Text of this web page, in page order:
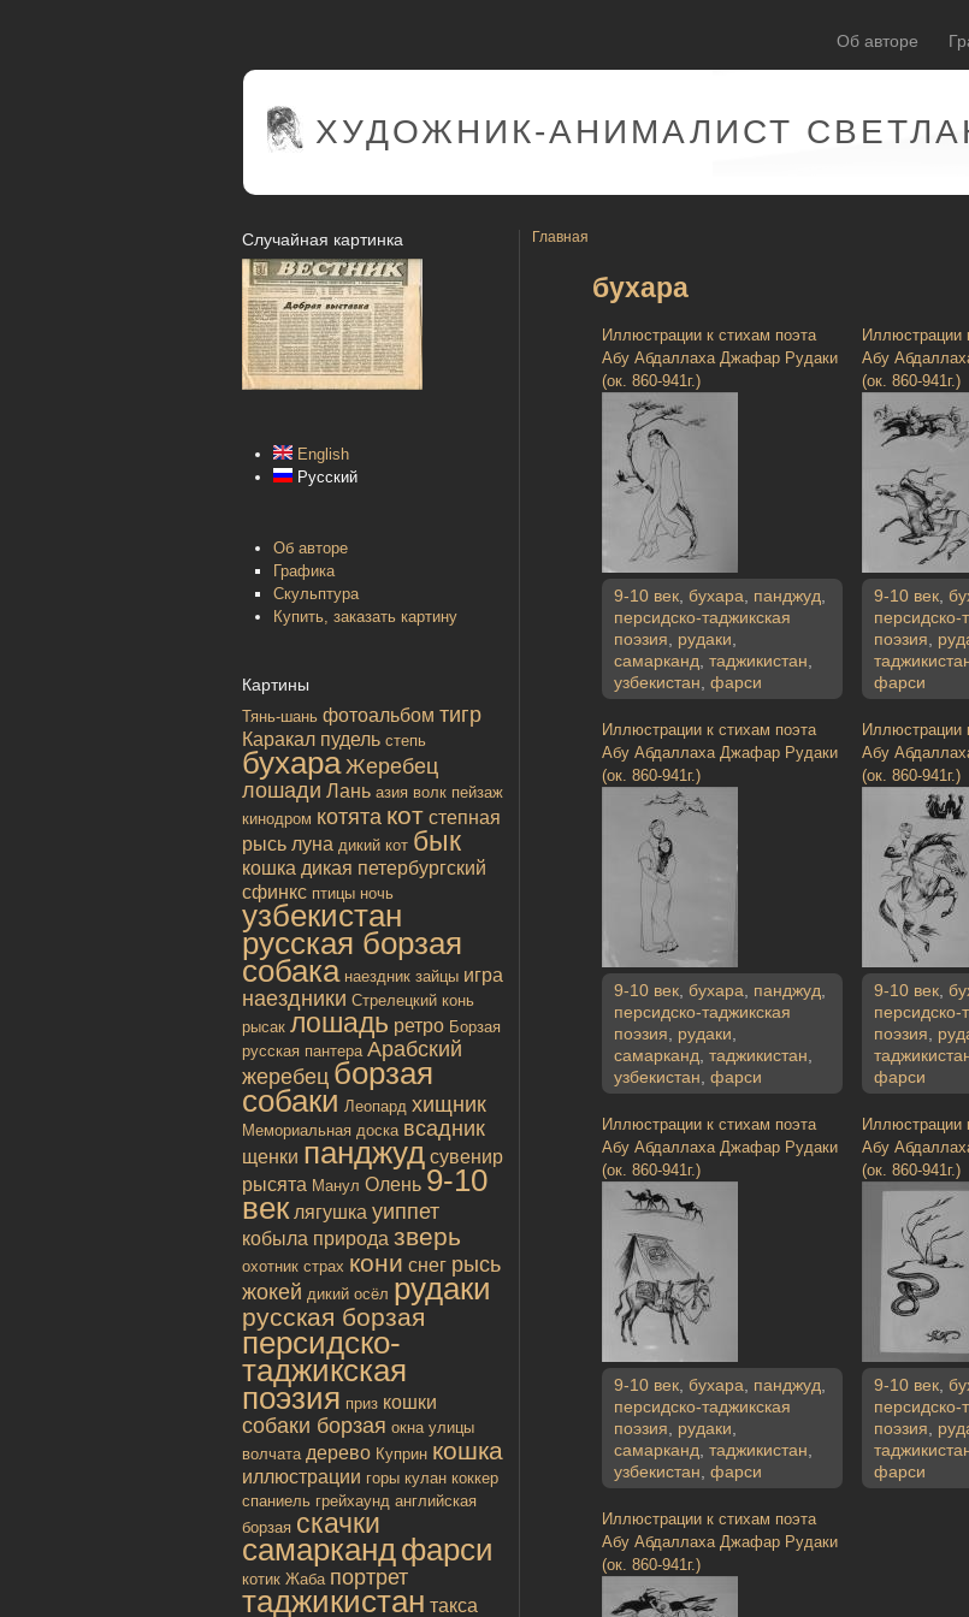
Об авторе
ХУДОЖНИК-АНИМАЛИСТ
Случайная картинка
English
Русский
Об авторе
Графика
Скульптура
Купить, заказать картину
Картины
Тянь-шань фотоальбом тигр
Каракал пудель степь
бухара Жеребец
лошади Лань азия волк пейзаж
кинодром котята кот степная
рысь луна дикий кот бык
кошка дикая петербургский
сфинкс птицы ночь
узбекистан
русская борзая
собака наездник зайцы игра
наездники Стрелецкий конь
рысак лошадь ретро Борзая
русская пантера Арабский
жеребец борзая
собаки Леопард хищник
Мемориальная доска всадник
щенки панджуд сувенир
рысята Манул Олень 9-10
век лягушка уиппет
кобыла природа зверь
охотник страх кони снег рысь
жокей дикий осёл рудаки
русская борзая
персидско-
таджикская
поэзия приз кошки
собаки борзая окна улицы
волчата дерево Куприн кошка
иллюстрации горы кулан коккер
спаниель грейхаунд английская
борзая скачки
самаркандфарси
котик Жаба портрет
таджикистан такса
Главная
бухара
Иллюстрации к стихам поэта
Абу Абдаллаха Джафар Рудаки
(ок. 860-941г.)
9-10 век бухара панджуд
персидско-таджикская
поэзия
рудаки
самарканд таджикистан
узбекистан фарси
Иллюстрации
Абу
(ок. 860-941г.)
9-10 век
персидско-
поэзия
фарси
Иллюстрации к стихам поэта
Абу Абдаллаха Джафар Рудаки
(ок. 860-941г.)
9-10 век бухара панджуд
персидско-таджикская
поэзия
рудаки
самарканд таджикистан
узбекистан фарси
Иллюстрации
Абу
(ок. 860-941г.)
9-10 век
персидско-
поэзия
фарси
Иллюстрации к стихам поэта
Абу Абдаллаха Джафар Рудаки
(ок. 860-941г.)
9-10 век бухара панджуд
персидско-таджикская
поэзия
рудаки
самарканд таджикистан
узбекистан фарси
Иллюстрации
Абу
(ок. 860-941г.)
9-10 век
персидско-
поэзия
фарси
Иллюстрации к стихам поэта
Абу Абдаллаха Джафар Рудаки
(ок. 860-941г.)